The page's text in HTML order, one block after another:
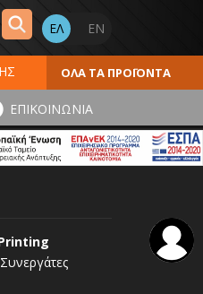
ΟΛΑ ΤΑ ΠΡΟΪΟΝΤΑ
ΕΠΙΚΟΙΝΩΝΙΑ